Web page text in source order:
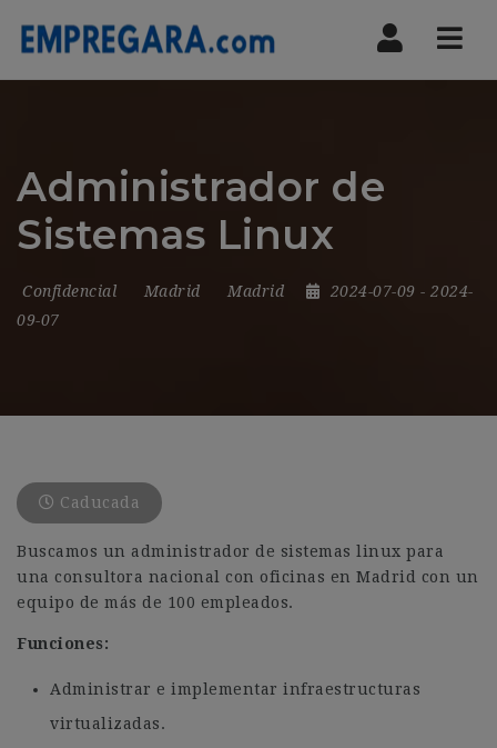
Administrador de
Sistemas Linux
Confidencial Madrid Madrid 2024-07-09 - 2024-
09-07
Caducada
Buscamos un administrador de sistemas linux para
una consultora nacional con oficinas en Madrid con un
equipo de más de 100 empleados.
Funciones:
Administrar e implementar infraestructuras
virtualizadas.